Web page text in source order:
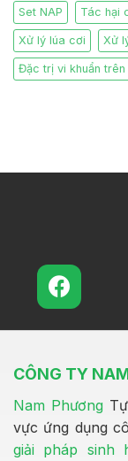
Set NAP Tác hại
Xử lý lúa cơi Xử
Đặc trị vi khuẩn trên
CÔNG TY
Nam Phương
vực ứng dụng
giải pháp sinh